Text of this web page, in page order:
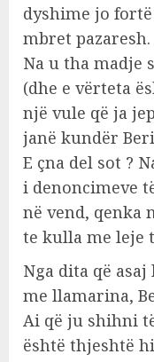
dyshime jo fortë
mbret pazaresh.
Na u tha madje
(dhe e vërteta
një vule që ja
janë kundër
E çna del sot ?
i denoncimeve
në vend, qenka
te kulla me leje
Nga dita që
me llamarina,
Ai që ju shihni
është thjeshtë